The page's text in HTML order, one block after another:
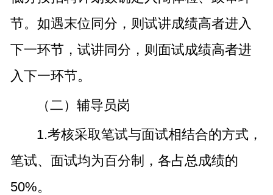
节。如遇末位同分，则试讲成绩高者进入
下一环节，试讲同分，则面试成绩高者进
入下一环节。
（二）辅导员岗
1.考核采取笔试与面试相结合的方式，
笔试、面试均为百分制，各占总成绩的
50%。